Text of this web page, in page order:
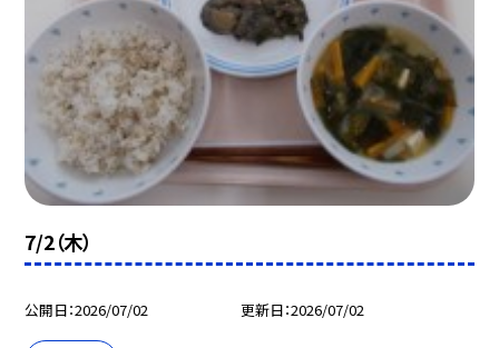
7/2（木）
公開日 2026/07/02 更新日 2026/07/02